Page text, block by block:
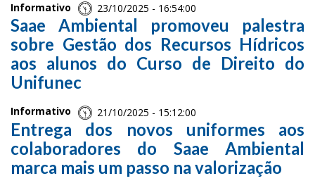
Informativo 23/10/2025 - 16:54:00
Saae Ambiental promoveu palestra
sobre Gestão dos Recursos Hídricos
aos alunos do Curso de Direito do
Unifunec
Informativo 21/10/2025 - 15:12:00
Entrega dos novos uniformes aos
colaboradores do Saae Ambiental
marca mais um passo na valorização